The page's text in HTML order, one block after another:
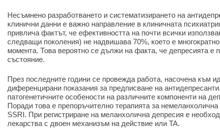
Несъмнено разработването и систематизирането на
клинични данни е важно направление в клиничната
привлича фактът, че ефективността на почти всички
следващи поколения) не надвишава 70%, което е
момента. Това вероятно се дължи на факта, че депресията е
състояние.
През последните години се провежда работа, насочена към
диференцирани показания за предписване на
патогенетичните особености на различните компоненти на
Поради това е препоръчително терапията за
SSRI. При регистриране на меланхолична депресия е
лекарства с двоен механизъм на действие или TA.